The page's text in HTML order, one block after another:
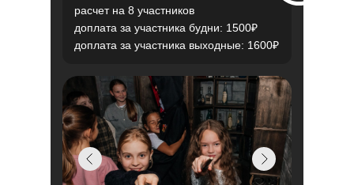
расчет на 8 участников
доплата за участника будни: 1500₽
доплата за участника выходные: 1600₽